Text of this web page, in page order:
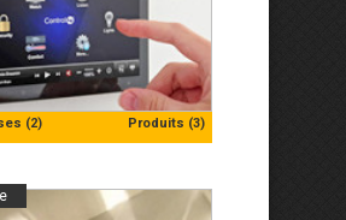
(2) Produits (3)